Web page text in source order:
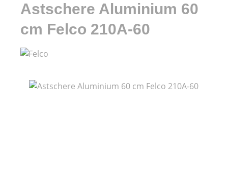
Astschere Aluminium 60
cm Felco 210A-60
Bildergalerie überspringen